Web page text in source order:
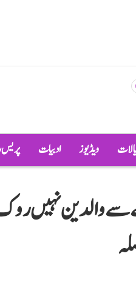
ویڈیوز ادبیات پریس
سے والدین نہیں